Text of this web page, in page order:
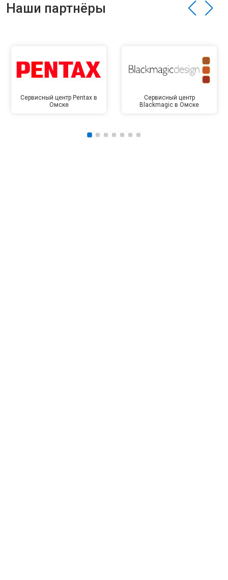
Наши партнёры
Сервисный центр Pentax в
Омске
Сервисный центр
Blackmagic в Омске